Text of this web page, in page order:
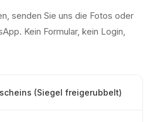
senden Sie uns die Fotos oder
Kein Formular, kein Login,
(Siegel freigerubbelt)